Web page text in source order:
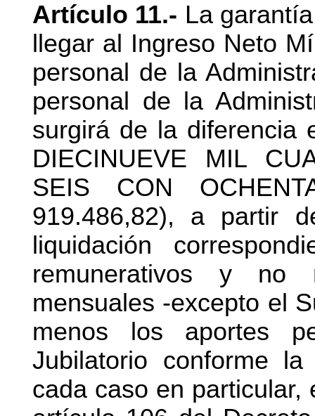
Artículo 11.- La
llegar al Ingreso Neto
personal de la
personal de la
surgirá de la diferencia
DIECINUEVE MIL
SEIS CON
919.486,82), a partir
liquidación
remunerativos y no
mensuales -excepto el
menos los aportes
Jubilatorio conforme
cada caso en